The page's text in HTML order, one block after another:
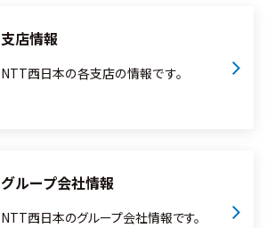
支店情報
NTT西日本の各支店の情報です。
グループ会社情報
NTT西日本のグループ会社情報です。